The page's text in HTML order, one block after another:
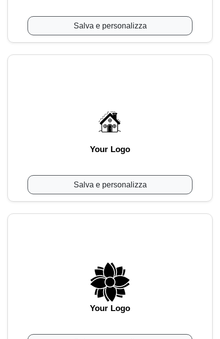
Salva e personalizza
Your Logo
Salva e personalizza
Your Logo